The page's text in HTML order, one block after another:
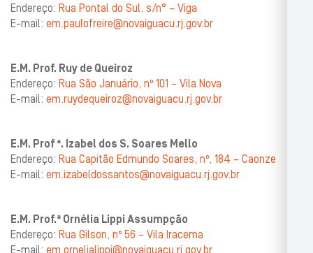
Endereço: Rua Pontal do Sul, s/n° – Viga
E-mail: em.paulofreire@novaiguacu.rj.gov.br
E.M. Prof. Ruy de Queiroz
Endereço: Rua São Januário, nº 101 – Vila Nova
E-mail: em.ruydequeiroz@novaiguacu.rj.gov.br
E.M. Prof ª. Izabel dos S. Soares Mello
Endereço: Rua Capitão Edmundo Soares, nº, 184 – Caonze
E-mail: em.izabeldossantos@novaiguacu.rj.gov.br
E.M. Prof.ª Ornélia Lippi Assumpção
Endereço: Rua Gilson, nº 56 – Vila Iracema